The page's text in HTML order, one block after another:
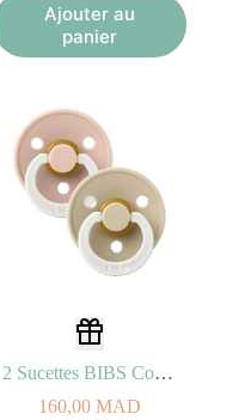
Ajouter au
panier
2 Sucettes BIBS Colour Symetric Blush/Vanilla – GLOW (6-18mois)
160,00 MAD